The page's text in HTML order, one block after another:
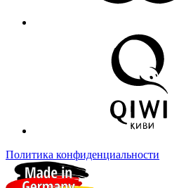
Политика конфиденциальности